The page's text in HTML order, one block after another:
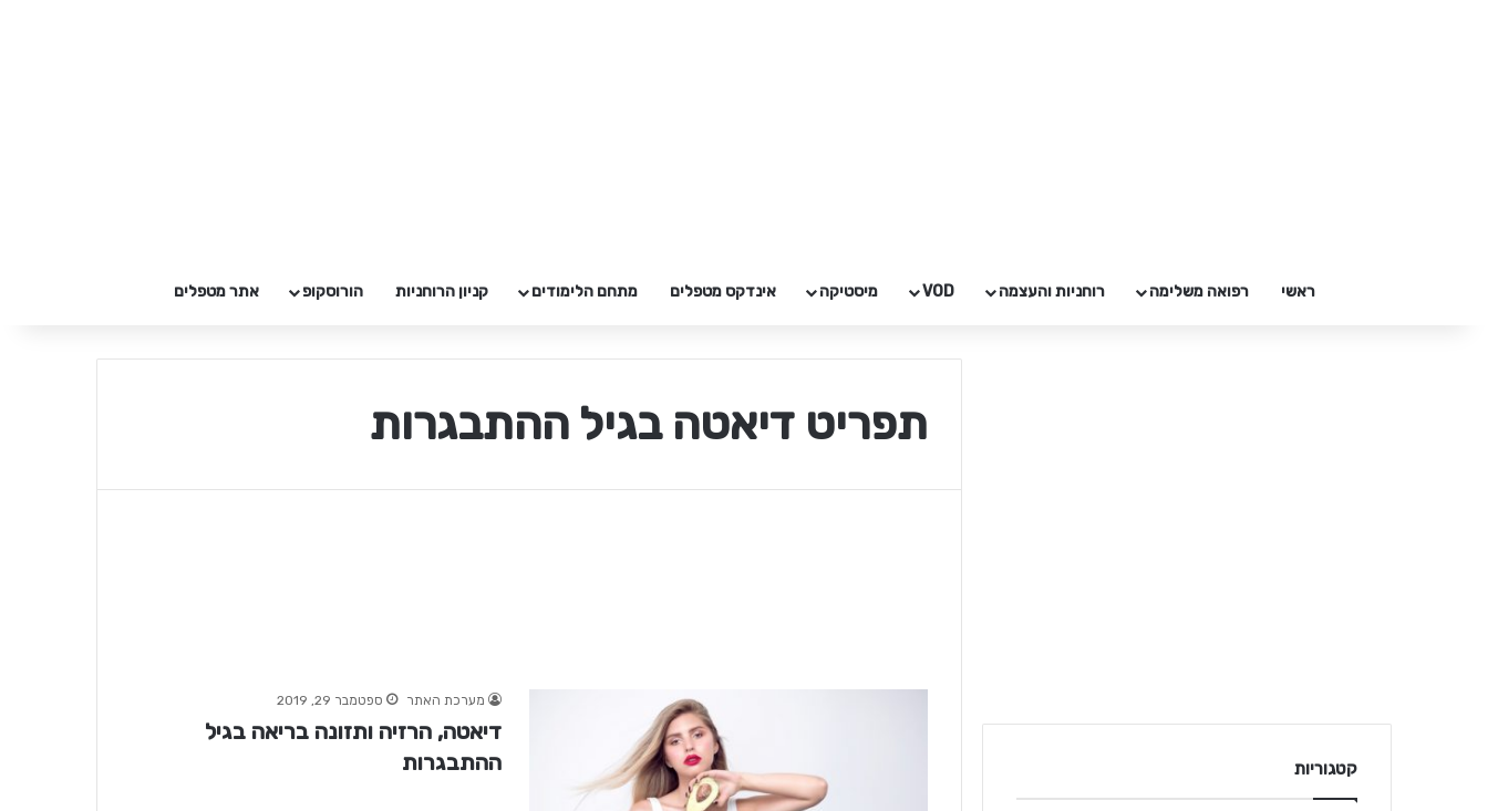
ראשי רפואה משלימה רוחניות והעצמה VOD מיסטיקה אינדקס מטפלים מתחם הלימודים קניון הרוחניות הורוסקופ אתר מטפלים
תפריט דיאטה בגיל ההתבגרות
מערכת האתר ספטמבר 29, 2019
דיאטה, הרזיה ותזונה בריאה בגיל
ההתבגרות
קטגוריות